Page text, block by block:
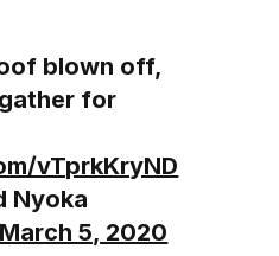
blown off,
for
vTprkKryND
Nyoka
March 5, 2020